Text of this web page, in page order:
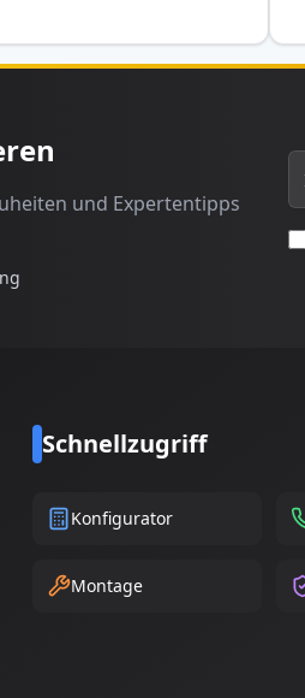
und Expertentipps
Schnellzugriff
Konfigurator
Montage